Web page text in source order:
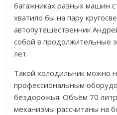
багажниках разных машин
хватило бы на пару
автопутешественник
собой в продолжительные
лет.
Такой холодильник можно
профессиональным
бездорожья. Объём 70
механизмы рассчитаны на